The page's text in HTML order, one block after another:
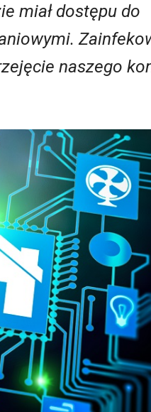
miał dostępu do
naszego